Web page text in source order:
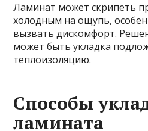
Ламинат может скрипеть
холодным на ощупь,
вызвать дискомфорт.
может быть укладка
теплоизоляцию.
Способы
ламината